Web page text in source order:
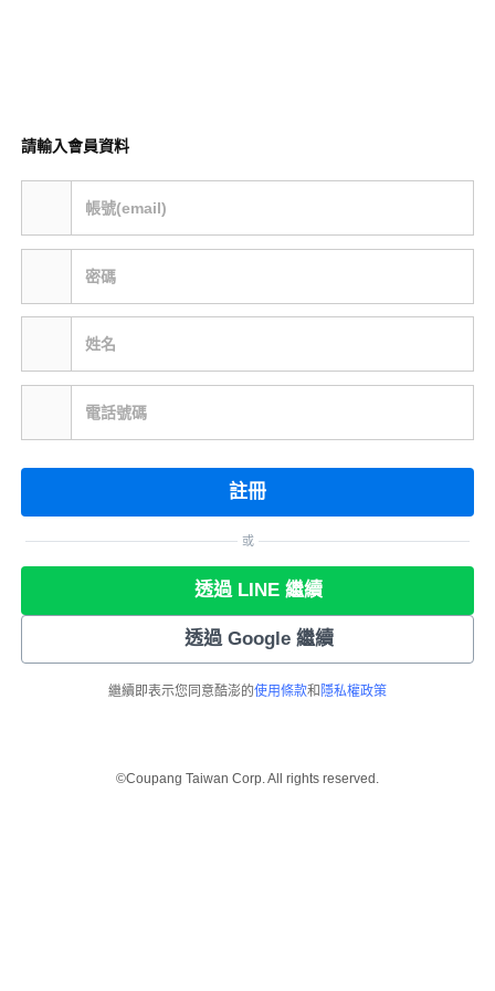
請輸入會員資料
帳號(email)
密碼
姓名
電話號碼
註冊
或
透過 LINE 繼續
透過 Google 繼續
繼續即表示您同意酷澎的使用條款和 隱私權政策
©Coupang Taiwan Corp. All rights reserved.